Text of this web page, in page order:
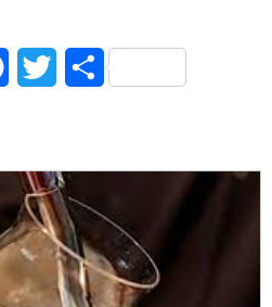
FacebookTwitterCondividi